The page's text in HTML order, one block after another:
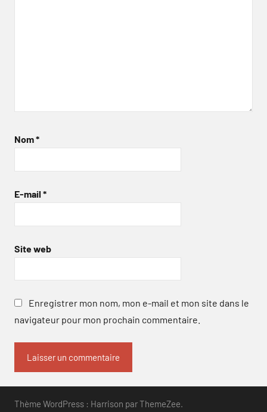
Nom*
E-mail *
Site web
Enregistrer mon nom, mon e-mail et mon site dans le
navigateur pour mon prochain commentaire.
Thème WordPress : Harrison par ThemeZee.